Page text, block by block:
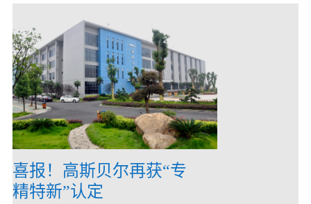
喜报！高斯贝尔再获“专
精特新”认定